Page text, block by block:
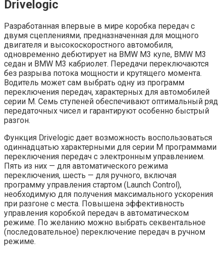
Drivelogic
Разработанная впервые в мире коробка передач с
двумя сцеплениями, предназначенная для мощного
двигателя и высокоскоростного автомобиля,
одновременно дебютирует на BMW M3 купе, BMW M3
седан и BMW M3 кабриолет. Передачи переключаются
без разрыва потока мощности и крутящего момента.
Водитель может сам выбрать одну из программ
переключения передач, характерных для автомобилей
серии М. Семь ступеней обеспечивают оптимальный ряд
передаточных чисел и гарантируют особенно быстрый
разгон.
Функция Drivelogic дает возможность воспользоваться
одиннадцатью характерными для серии М программами
переключения передач с электронным управлением.
Пять из них — для автоматического режима
переключения, шесть — для ручного, включая
программу управления стартом (Launch Control),
необходимую для получения максимального ускорения
при разгоне с места. Повышена эффективность
управления коробкой передач в автоматическом
режиме. По желанию можно выбрать секвентальное
(последовательное) переключение передач в ручном
режиме.